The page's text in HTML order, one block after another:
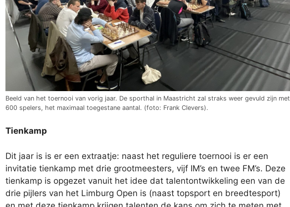
Beeld van het toernooi van vorig jaar. De sporthal in Maastricht zal straks weer gevuld zijn met
600 spelers, het maximaal toegestane aantal. (foto: Frank Clevers).
Tienkamp
Dit jaar is is er een extraatje: naast het reguliere toernooi is er een
invitatie tienkamp met drie grootmeesters, vijf IM’s en twee FM’s. Deze
tienkamp is opgezet vanuit het idee dat talentontwikkeling een van de
drie pijlers van het Limburg Open is (naast topsport en breedtesport)